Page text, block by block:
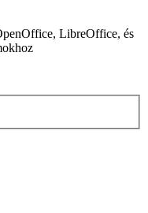
LibreOffice, és